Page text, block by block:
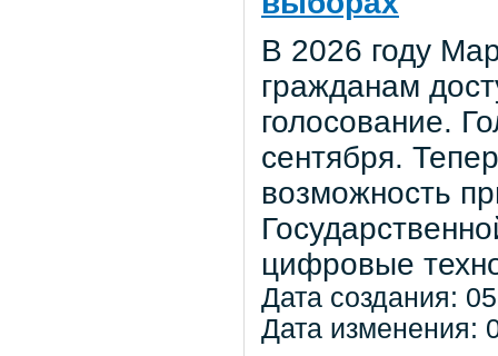
В 2026 году
гражданам
голосование.
сентября.
возможность
цифровые
Дата создания:
Дата изменения: